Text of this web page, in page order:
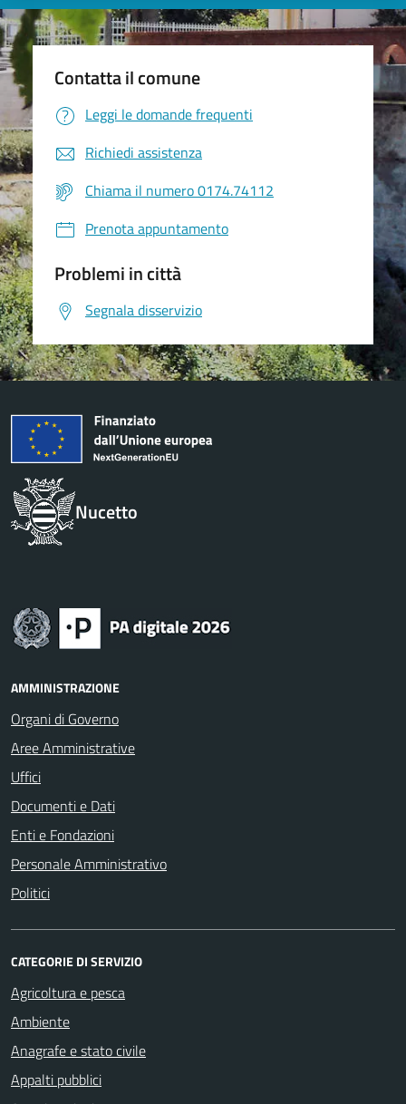
Contatta il comune
Leggi le domande frequenti
Richiedi assistenza
Chiama il numero 0174.74112
Prenota appuntamento
Problemi in città
Segnala disservizio
Nucetto
AMMINISTRAZIONE
Organi di Governo
Aree Amministrative
Uffici
Documenti e Dati
Enti e Fondazioni
Personale Amministrativo
Politici
CATEGORIE DI SERVIZIO
Agricoltura e pesca
Ambiente
Anagrafe e stato civile
Appalti pubblici